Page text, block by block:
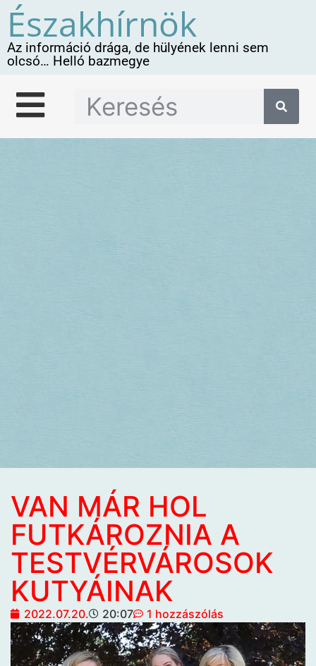
Északhírnök
Az információ drága, de hülyének lenni sem
olcsó… Helló bazmegye
VAN MÁR HOL
FUTKÁROZNIA A
TESTVÉRVÁROSOK
KUTYÁINAK
2022.07.20. 20:07 1 hozzászólás